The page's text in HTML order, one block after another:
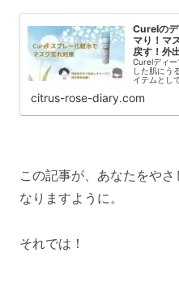
Curelのデ
マり！マ
戻す！外
Curelディー
した肌にう
イテムとし
citrus-rose-diary.com
この記事が、あなたをや
なりますように。
それでは！